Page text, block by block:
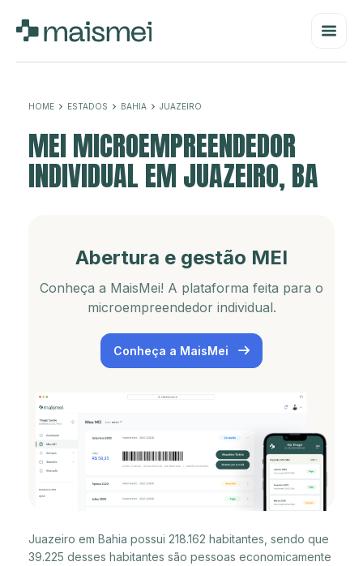
HOME ESTADOS BAHIA JUAZEIRO
MEI MICROEMPREENDEDOR
INDIVIDUAL EM JUAZEIRO, BA
Abertura e gestão MEI
Conheça a MaisMei! A plataforma feita para o
microempreendedor individual.
Conheça a MaisMei
Juazeiro em Bahia possui 218.162 habitantes, sendo que
39.225 desses habitantes são pessoas economicamente